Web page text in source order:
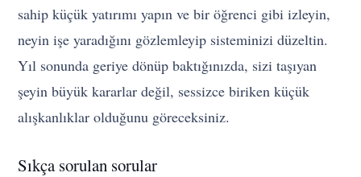
sahip küçük yatırımı yapın ve bir öğrenci gibi izleyin,
neyin işe yaradığını gözlemleyip sisteminizi düzeltin.
Yıl sonunda geriye dönüp baktığınızda, sizi taşıyan
şeyin büyük kararlar değil, sessizce biriken küçük
alışkanlıklar olduğunu göreceksiniz.
Sıkça sorulan sorular